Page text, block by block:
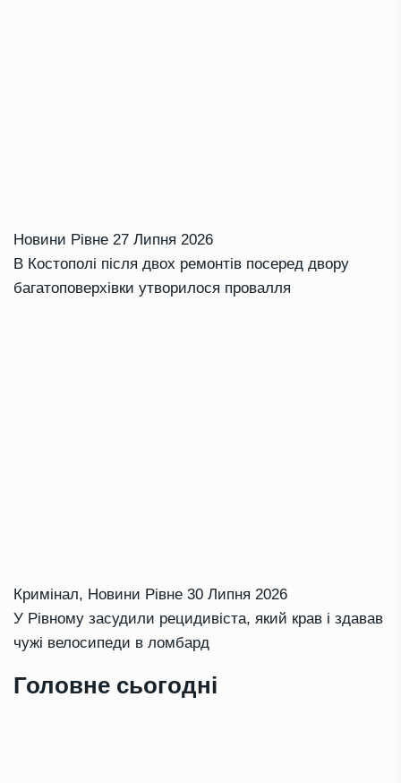
Новини Рівне 27 Липня 2026
В Костополі після двох ремонтів посеред двору
багатоповерхівки утворилося провалля
Кримінал, Новини Рівне 30 Липня 2026
У Рівному засудили рецидивіста, який крав і здавав
чужі велосипеди в ломбард
Головне сьогодні